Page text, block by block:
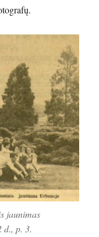
jaunimas
d., p. 3.